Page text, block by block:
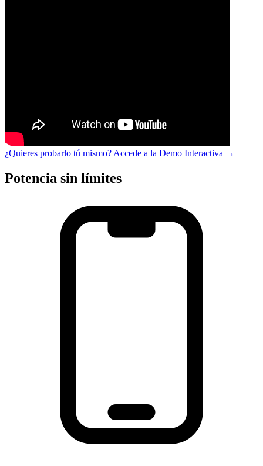
¿Quieres probarlo tú mismo? Accede a la Demo Interactiva →
Potencia sin límites